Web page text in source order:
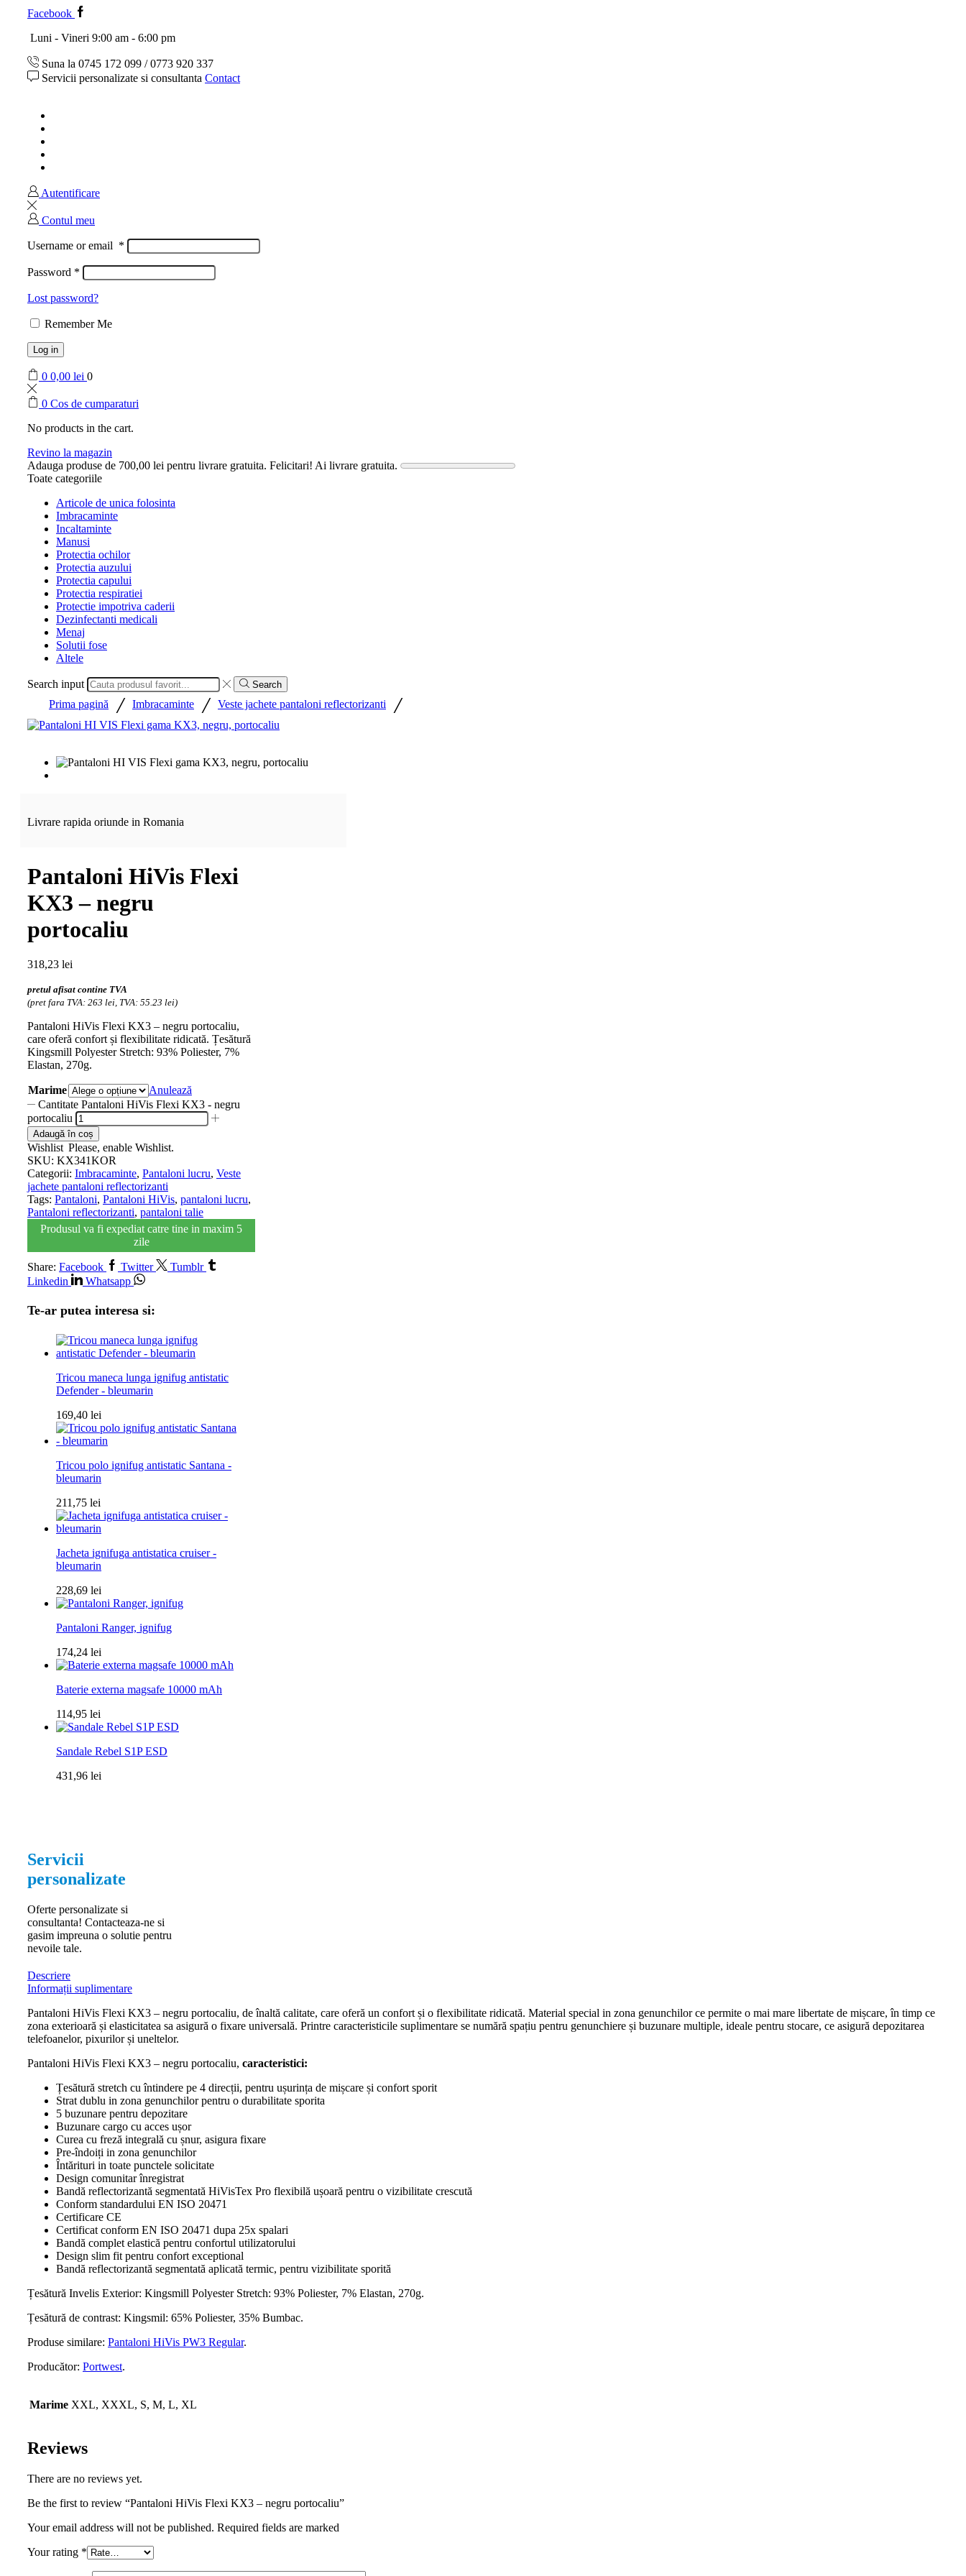
Facebook
Luni - Vineri 9:00 am - 6:00 pm
Suna la 0745 172 099 / 0773 920 337
Servicii personalizate si consultanta Contact
Autentificare
Contul meu
Username or email *
Password *
Lost password?
Remember Me
Log in
0 0,00 lei 0
0 Cos de cumparaturi
No products in the cart.
Revino la magazin
Adauga produse de 700,00 lei pentru livrare gratuita. Felicitari! Ai livrare gratuita.
Toate categoriile
Articole de unica folosinta
Imbracaminte
Incaltaminte
Manusi
Protectia ochilor
Protectia auzului
Protectia capului
Protectia respiratiei
Protectie impotriva caderii
Dezinfectanti medicali
Menaj
Solutii fose
Altele
Search input Search
Prima pagină / Imbracaminte / Veste jachete pantaloni reflectorizanti /
Livrare rapida oriunde in Romania
Pantaloni HiVis Flexi
KX3 – negru
portocaliu
318,23 lei
pretul afisat contine TVA
(pret fara TVA: 263 lei, TVA: 55.23 lei)
Pantaloni HiVis Flexi KX3 – negru portocaliu,
care oferă confort și flexibilitate ridicată. Țesătură
Kingsmill Polyester Stretch: 93% Poliester, 7%
Elastan, 270g.
Marime
Anulează
Cantitate Pantaloni HiVis Flexi KX3 - negru
portocaliu
Adaugă în coș
Wishlist Please, enable Wishlist.
SKU: KX341KOR
Categorii: Imbracaminte, Pantaloni lucru, Veste
jachete pantaloni reflectorizanti
Tags: Pantaloni, Pantaloni HiVis, pantaloni lucru,
Pantaloni reflectorizanti, pantaloni talie
Produsul va fi expediat catre tine in maxim 5
zile
Share: Facebook Twitter
Tumblr
Linkedin
Whatsapp
Te-ar putea interesa si:
Tricou maneca lunga ignifug antistatic
Defender - bleumarin
169,40 lei
Tricou polo ignifug antistatic Santana -
bleumarin
211,75 lei
Jacheta ignifuga antistatica cruiser -
bleumarin
228,69 lei
Pantaloni Ranger, ignifug
174,24 lei
Baterie externa magsafe 10000 mAh
114,95 lei
Sandale Rebel S1P ESD
431,96 lei
Servicii
personalizate
Oferte personalizate si
consultanta! Contacteaza-ne si
gasim impreuna o solutie pentru
nevoile tale.
Descriere
Informații suplimentare
Pantaloni HiVis Flexi KX3 – negru portocaliu, de înaltă calitate, care oferă un confort și o flexibilitate ridicată. Material special in zona genunchilor ce permite o mai mare libertate de mișcare, în timp ce
zona exterioară și elasticitatea sa asigură o fixare universală. Printre caracteristicile suplimentare se numără spațiu pentru genunchiere și buzunare multiple, ideale pentru stocare, ce asigură depozitarea
telefoanelor, pixurilor și uneltelor.
Pantaloni HiVis Flexi KX3 – negru portocaliu, caracteristici:
Țesătură stretch cu întindere pe 4 direcții, pentru ușurința de mișcare și confort sporit
Strat dublu in zona genunchilor pentru o durabilitate sporita
5 buzunare pentru depozitare
Buzunare cargo cu acces ușor
Curea cu freză integrală cu șnur, asigura fixare
Pre-îndoiți in zona genunchilor
Întărituri in toate punctele solicitate
Design comunitar înregistrat
Bandă reflectorizantă segmentată HiVisTex Pro flexibilă ușoară pentru o vizibilitate crescută
Conform standardului EN ISO 20471
Certificare CE
Certificat conform EN ISO 20471 dupa 25x spalari
Bandă complet elastică pentru confortul utilizatorului
Design slim fit pentru confort exceptional
Bandă reflectorizantă segmentată aplicată termic, pentru vizibilitate sporită
Țesătură Invelis Exterior: Kingsmill Polyester Stretch: 93% Poliester, 7% Elastan, 270g.
Țesătură de contrast: Kingsmil: 65% Poliester, 35% Bumbac.
Produse similare: Pantaloni HiVis PW3 Regular.
Producător: Portwest.
Marime XXL, XXXL, S, M, L, XL
Reviews
There are no reviews yet.
Be the first to review “Pantaloni HiVis Flexi KX3 – negru portocaliu”
Your email address will not be published. Required fields are marked
Your rating *